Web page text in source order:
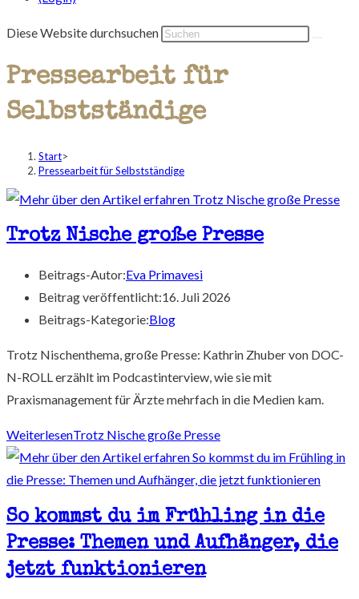
Diese Website durchsuchen
Pressearbeit für
Selbstständige
Start>
Pressearbeit für Selbstständige
Trotz Nische große Presse
Beitrags-Autor:Eva Primavesi
Beitrag veröffentlicht:16. Juli 2026
Beitrags-Kategorie:Blog
Trotz Nischenthema, große Presse: Kathrin Zhuber von DOC-
N-ROLL erzählt im Podcastinterview, wie sie mit
Praxismanagement für Ärzte mehrfach in die Medien kam.
WeiterlesenTrotz Nische große Presse
So kommst du im Frühling in die
Presse: Themen und Aufhänger, die
jetzt funktionieren